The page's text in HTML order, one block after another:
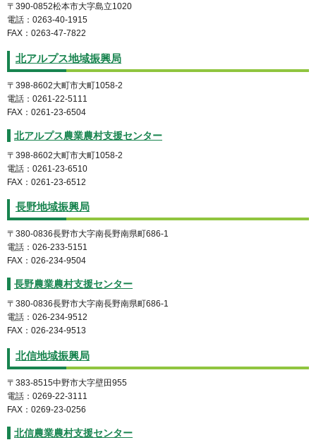
〒390-0852松本市大字島立1020
電話：0263-40-1915
FAX：0263-47-7822
北アルプス地域振興局
〒398-8602大町市大町1058-2
電話：0261-22-5111
FAX：0261-23-6504
北アルプス農業農村支援センター
〒398-8602大町市大町1058-2
電話：0261-23-6510
FAX：0261-23-6512
長野地域振興局
〒380-0836長野市大字南長野南県町686-1
電話：026-233-5151
FAX：026-234-9504
長野農業農村支援センター
〒380-0836長野市大字南長野南県町686-1
電話：026-234-9512
FAX：026-234-9513
北信地域振興局
〒383-8515中野市大字壁田955
電話：0269-22-3111
FAX：0269-23-0256
北信農業農村支援センター